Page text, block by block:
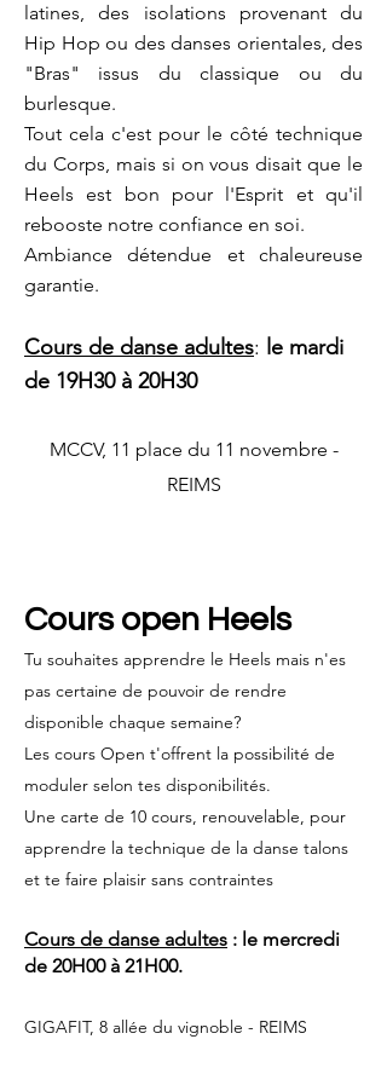
latines, des isolations provenant du
Hip Hop ou des danses orientales, des
"Bras" issus du classique ou du
burlesque.
Tout cela c'est pour le côté technique
du Corps, mais si on vous disait que le
Heels est bon pour l'Esprit et qu'il
rebooste notre confiance en soi.
Ambiance détendue et chaleureuse
garantie.
Cours de danse adultes: le mardi
de 19H30 à 20H30
MCCV, 11 place du 11 novembre -
REIMS
Cours open Heels
Tu souhaites apprendre le Heels mais n'es
pas certaine de pouvoir de rendre
disponible chaque semaine?
Les cours Open t'offrent la possibilité de
moduler selon tes disponibilités.
Une carte de 10 cours, renouvelable, pour
apprendre la technique de la danse talons
et te faire plaisir sans contraintes
Cours de danse adultes : le mercredi
de 20H00 à 21H00.
GIGAFIT, 8 allée du vignoble - REIMS